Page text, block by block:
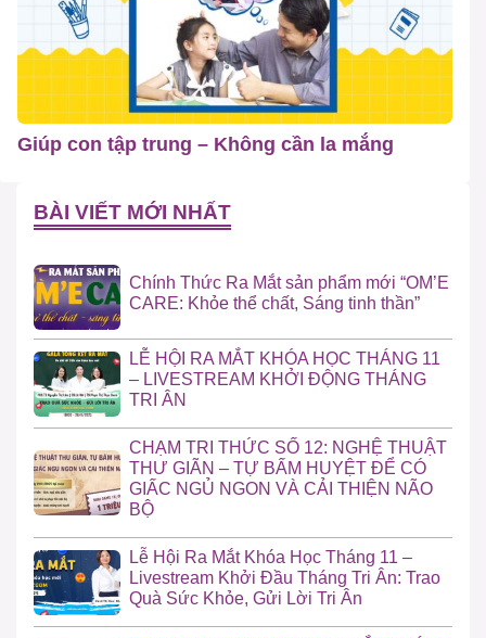
Giúp con tập trung – Không cần la mắng
BÀI VIẾT MỚI NHẤT
Chính Thức Ra Mắt sản phẩm mới “OM’E
CARE: Khỏe thể chất, Sáng tinh thần”
LỄ HỘI RA MẮT KHÓA HỌC THÁNG 11
– LIVESTREAM KHỞI ĐỘNG THÁNG
TRI ÂN
CHẠM TRI THỨC SỐ 12: NGHỆ THUẬT
THƯ GIÃN – TỰ BẤM HUYỆT ĐỂ CÓ
GIẤC NGỦ NGON VÀ CẢI THIỆN NÃO
BỘ
Lễ Hội Ra Mắt Khóa Học Tháng 11 –
Livestream Khởi Đầu Tháng Tri Ân: Trao
Quà Sức Khỏe, Gửi Lời Tri Ân